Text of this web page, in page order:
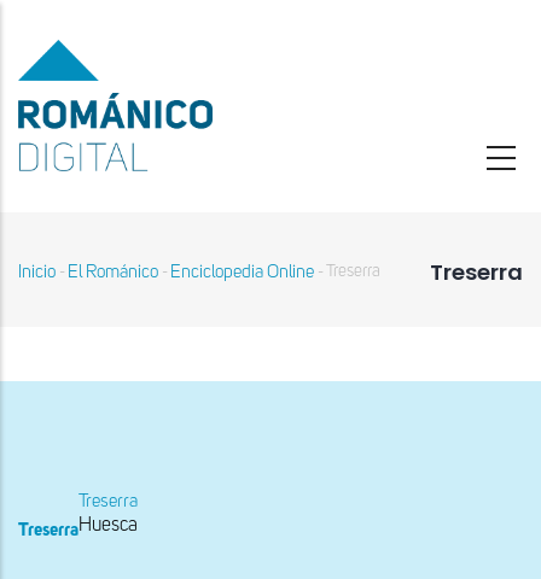
contenido
principal
Treserra
navegación
Inicio - El Románico - Enciclopedia Online - Treserra
Treserra
Treserra
Huesca